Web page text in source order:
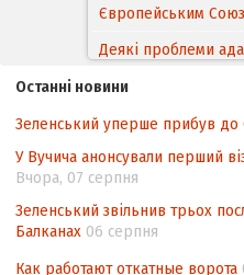
Європейським
Деякі проблеми
походження
Угоди про
інтелектуальної
контексті
Аналіз виборчого
невизначеності
Останні новини
Зеленський уперше прибув до
У Вучича анонсували перший
Вчора, 07 серпня
Зеленський звільнив трьох
Балканах 06 серпня
Как работают откатные ворота